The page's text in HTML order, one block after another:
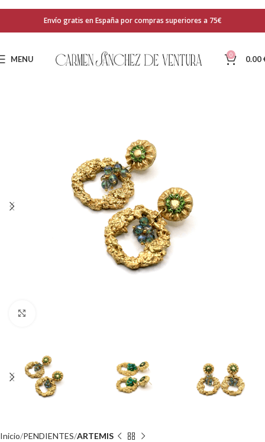
Envío gratis en España por compras superiores a 75€
MENU 0 0.00
Inicio PENDIENTES ARTEMIS